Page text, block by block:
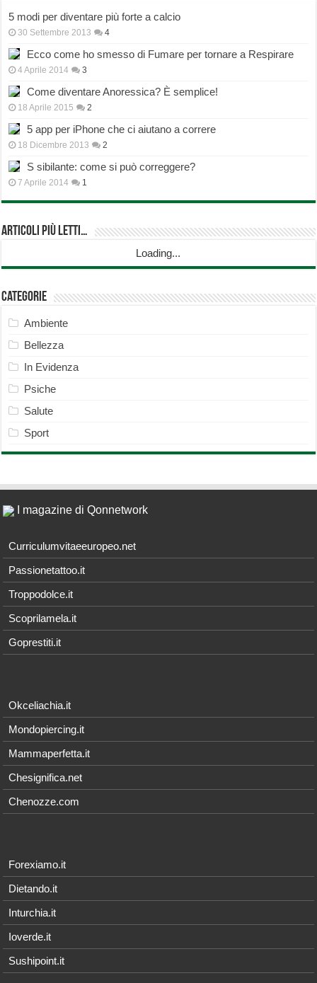
5 modi per diventare più forte a calcio
30 Settembre 2013 4
Ecco come ho smesso di Fumare per tornare a Respirare
4 Aprile 2014 3
Come diventare Anoressica? È semplice!
18 Aprile 2015 2
5 app per iPhone che ci aiutano a correre
18 Dicembre 2013 2
S sibilante: come si può correggere?
7 Aprile 2014 1
Articoli più Letti…
Loading...
Categorie
Ambiente
Bellezza
In Evidenza
Psiche
Salute
Sport
I magazine di Qonnetwork
Curriculumvitaeeuropeo.net
Passionetattoo.it
Troppodolce.it
Scoprilamela.it
Goprestiti.it
Okceliachia.it
Mondopiercing.it
Mammaperfetta.it
Chesignifica.net
Chenozze.com
Forexiamo.it
Dietando.it
Inturchia.it
Ioverde.it
Sushipoint.it